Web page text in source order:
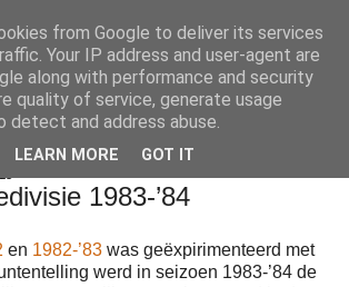
1983-’84
en 1982-’83 was geëxpirimenteerd met
werd in seizoen 1983-’84 de
from Google to deliver its services
Your IP address and user-agent are
along with performance and security
quality of service, generate usage
detect and address abuse.
LEARN MORE GOT IT